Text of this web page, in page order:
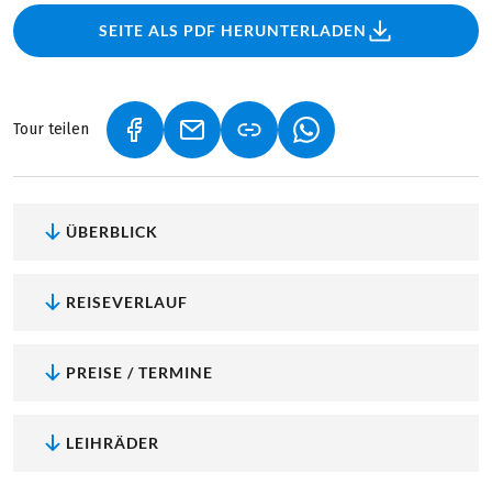
SEITE ALS PDF HERUNTERLADEN
Tour teilen (LINK ÖFFNET IN NEUEM TAB)
(LINK ÖFFNET IN NEUEM TAB)
(LINK ÖFFNET IN
ÜBERBLICK
REISEVERLAUF
PREISE / TERMINE
LEIHRÄDER